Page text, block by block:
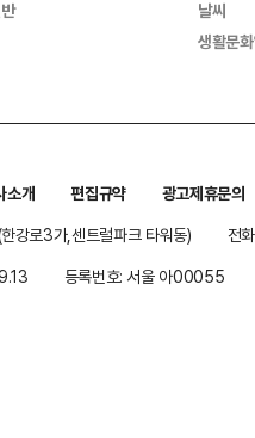
날씨
생활문
소개 편집규약
광고제휴문의
강로3가,센트럴파크 타워동)
전
등록번호: 서울 아00055